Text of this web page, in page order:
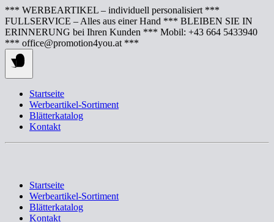
Springe
zum
Inhalt
*** WERBEARTIKEL – individuell personalisiert ***
FULLSERVICE – Alles aus einer Hand *** BLEIBEN SIE IN
ERINNERUNG bei Ihren Kunden *** Mobil: +43 664 5433940
*** office@promotion4you.at ***
Startseite
Werbeartikel-Sortiment
Blätterkatalog
Kontakt
Startseite
Werbeartikel-Sortiment
Blätterkatalog
Kontakt